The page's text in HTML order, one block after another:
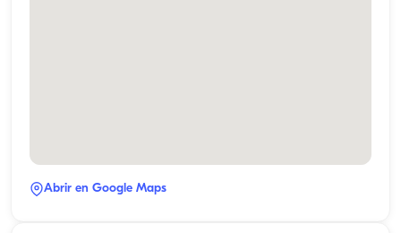
Abrir en Google Maps